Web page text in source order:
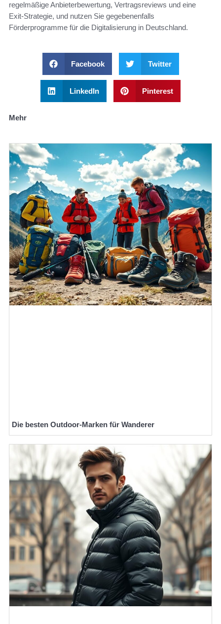
regelmäßige Anbieterbewertung, Vertragsreviews und eine
Exit‑Strategie, und nutzen Sie gegebenenfalls
Förderprogramme für die Digitalisierung in Deutschland.
Facebook Twitter
LinkedIn Pinterest
Mehr
Die besten Outdoor-Marken für Wanderer